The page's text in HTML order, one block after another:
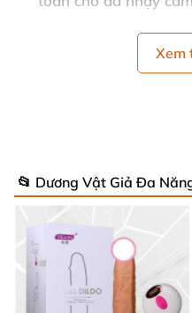
vừa vặn, phù hợp cho
Động cơ: Hai động cơ
thời điểm G và âm
Thời lượng pin: Lên
1,5 giờ sạc nhanh
Xem
📂 Dương Vật Giả Đa